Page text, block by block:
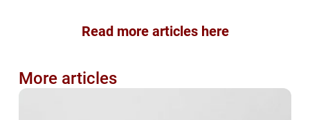
Read more articles here
More articles